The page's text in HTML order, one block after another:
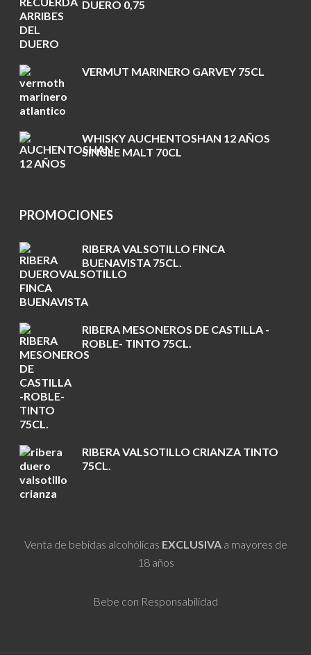
DUERO 0,75
VERMUT MARINERO GARVEY 75CL
WHISKY AUCHENTOSHAN 12 AÑOS
SINGLE MALT 70CL
PROMOCIONES
RIBERA VALSOTILLO FINCA
BUENAVISTA 75CL.
RIBERA MESONEROS DE CASTILLA -
ROBLE- TINTO 75CL.
RIBERA VALSOTILLO CRIANZA TINTO
75CL.
Venta de bebidas alcohólicas EXCLUSIVAa mayores de
18 años
Bebe con Responsabilidad